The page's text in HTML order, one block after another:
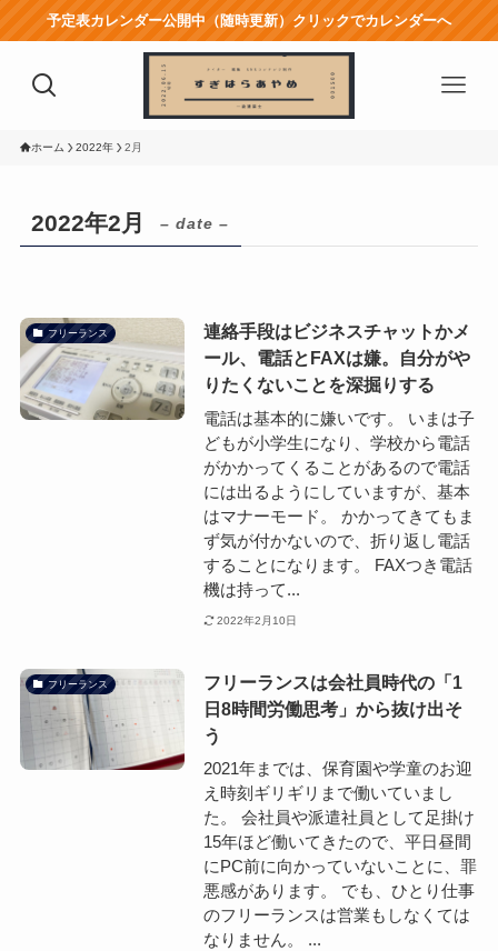
予定表カレンダー公開中（随時更新）クリックでカレンダーへ
ホーム 2022年 2月
2022年2月 – date –
フリーランス
連絡手段はビジネスチャットかメ
ール、電話とFAXは嫌。自分がや
りたくないことを深掘りする
電話は基本的に嫌いです。 いまは子
どもが小学生になり、学校から電話
がかかってくることがあるので電話
には出るようにしていますが、基本
はマナーモード。 かかってきてもま
ず気が付かないので、折り返し電話
することになります。 FAXつき電話
機は持って...
2022年2月10日
フリーランス
フリーランスは会社員時代の「1
日8時間労働思考」から抜け出そ
う
2021年までは、保育園や学童のお迎
え時刻ギリギリまで働いていまし
た。 会社員や派遣社員として足掛け
15年ほど働いてきたので、平日昼間
にPC前に向かっていないことに、罪
悪感があります。 でも、ひとり仕事
のフリーランスは営業もしなくては
なりません。 ...